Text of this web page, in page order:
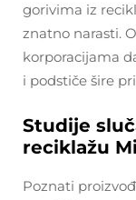
gorivima iz
znatno narasti.
korporacijama
i podstiče šire
Studije
reciklažu
Poznati